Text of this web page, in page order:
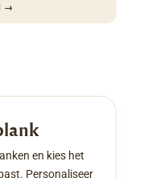
→
en kies het
Personaliseer